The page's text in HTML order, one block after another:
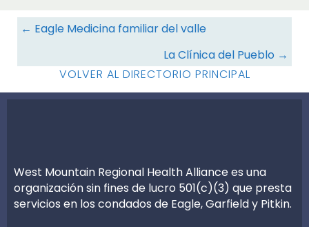
Navegación
recursos
← Eagle Medicina familiar del valle
La Clínica del Pueblo →
VOLVER AL DIRECTORIO PRINCIPAL
West Mountain Regional Health Alliance es una
organización sin fines de lucro 501(c)(3) que presta
servicios en los condados de Eagle, Garfield y Pitkin.